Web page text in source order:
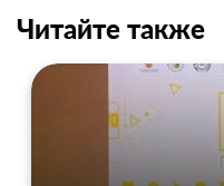
Читайте также